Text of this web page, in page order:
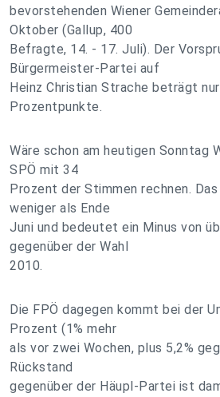
bevorstehenden Wiener
Oktober (Gallup, 400
Befragte, 14. - 17. Juli). Der
Bürgermeister-Partei auf
Heinz Christian Strache beträgt
Prozentpunkte.
Wäre schon am heutigen Sonntag
SPÖ mit 34
Prozent der Stimmen rechnen.
weniger als Ende
Juni und bedeutet ein Minus von
gegenüber der Wahl
2010.
Die FPÖ dagegen kommt bei der
Prozent (1% mehr
als vor zwei Wochen, plus 5,2%
Rückstand
gegenüber der Häupl-Partei ist